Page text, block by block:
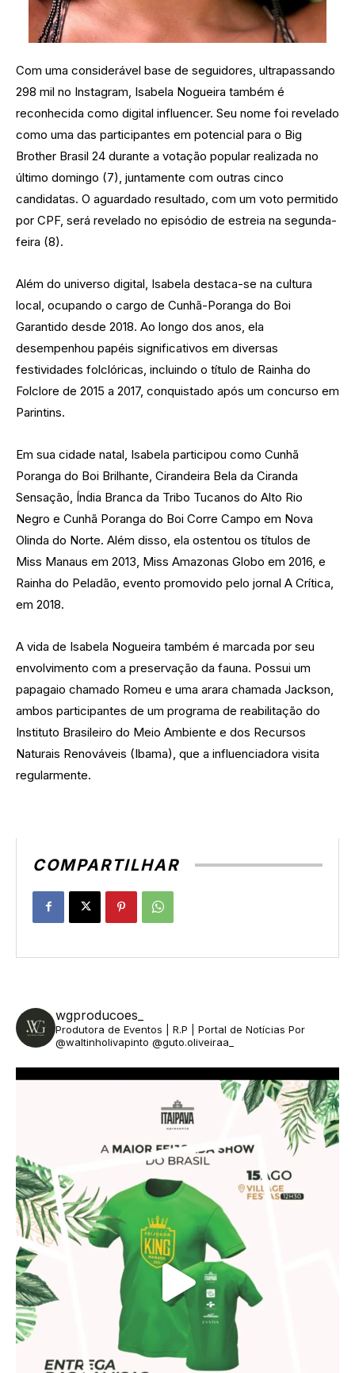
Com uma considerável base de seguidores, ultrapassando
298 mil no Instagram, Isabela Nogueira também é
reconhecida como digital influencer. Seu nome foi revelado
como uma das participantes em potencial para o Big
Brother Brasil 24 durante a votação popular realizada no
último domingo (7), juntamente com outras cinco
candidatas. O aguardado resultado, com um voto permitido
por CPF, será revelado no episódio de estreia na segunda-
feira (8).
Além do universo digital, Isabela destaca-se na cultura
local, ocupando o cargo de Cunhã-Poranga do Boi
Garantido desde 2018. Ao longo dos anos, ela
desempenhou papéis significativos em diversas
festividades folclóricas, incluindo o título de Rainha do
Folclore de 2015 a 2017, conquistado após um concurso em
Parintins.
Em sua cidade natal, Isabela participou como Cunhã
Poranga do Boi Brilhante, Cirandeira Bela da Ciranda
Sensação, Índia Branca da Tribo Tucanos do Alto Rio
Negro e Cunhã Poranga do Boi Corre Campo em Nova
Olinda do Norte. Além disso, ela ostentou os títulos de
Miss Manaus em 2013, Miss Amazonas Globo em 2016, e
Rainha do Peladão, evento promovido pelo jornal A Crítica,
em 2018.
A vida de Isabela Nogueira também é marcada por seu
envolvimento com a preservação da fauna. Possui um
papagaio chamado Romeu e uma arara chamada Jackson,
ambos participantes de um programa de reabilitação do
Instituto Brasileiro do Meio Ambiente e dos Recursos
Naturais Renováveis (Ibama), que a influenciadora visita
regularmente.
COMPARTILHAR
wgproducoes_
Produtora de Eventos | R.P | Portal de Notícias Por
@waltinholivapinto @guto.oliveiraa_